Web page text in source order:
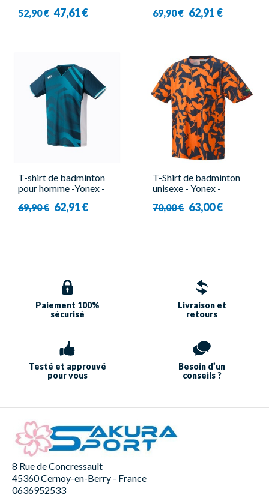
52,90 € 47,61 € 69,90 € 62,91 €
T-shirt de badminton
pour homme -Yonex -
69,90 € 62,91 €
T-Shirt de badminton
unisexe - Yonex -
70,00 € 63,00 €
Paiement 100%
sécurisé
Livraison et
retours
Testé et approuvé
pour vous
Besoin d’un
conseils ?
8 Rue de Concressault
45360 Cernoy-en-Berry - France
0636952533